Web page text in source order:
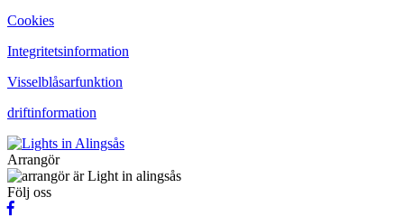
Cookies
Integritetsinformation
Visselblåsarfunktion
driftinformation
Arrangör
Följ oss